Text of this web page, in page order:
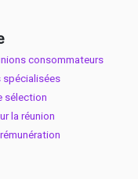
consommateurs
spécialisées
sélection
la réunion